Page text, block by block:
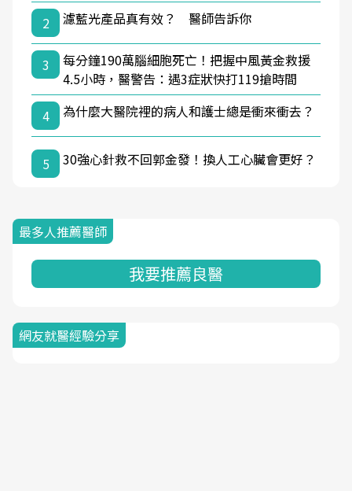
2
濾藍光產品真有效？ 醫師告訴你
3
每分鐘190萬腦細胞死亡！把握中風黃金救援
4.5小時，醫警告：遇3症狀快打119搶時間
4
為什麼大醫院裡的病人和護士總是衝來衝去？
5 30強心針救不回郭金發！換人工心臟會更好？
最多人推薦醫師
我要推薦良醫
網友就醫經驗分享